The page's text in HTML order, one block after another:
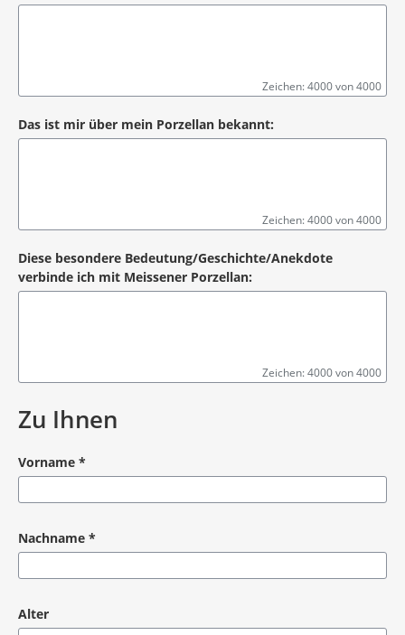
Zeichen: 4000 von 4000
Das ist mir über mein Porzellan bekannt:
Zeichen: 4000 von 4000
Diese besondere Bedeutung/Geschichte/Anekdote
verbinde ich mit Meissener Porzellan:
Zeichen: 4000 von 4000
Zu Ihnen
Vorname *
Nachname *
Alter